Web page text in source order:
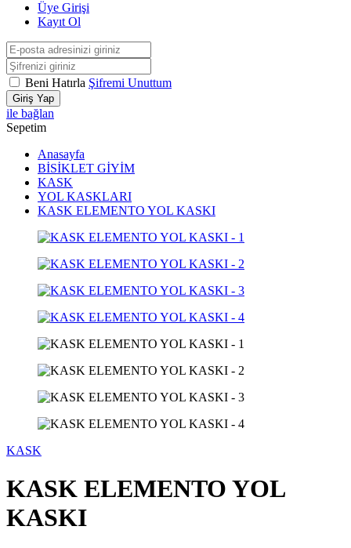
Üye Girişi
Kayıt Ol
Beni Hatırla Şifremi Unuttum
Giriş Yap
ile bağlan
Sepetim
Anasayfa
BİSİKLET GİYİM
KASK
YOL KASKLARI
KASK ELEMENTO YOL KASKI
KASK
KASK ELEMENTO YOL
KASKI